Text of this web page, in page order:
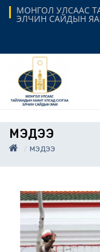
МОНГОЛ УЛСААС
ЭЛЧИН САЙДЫН
МЭДЭЭ
МЭДЭЭ